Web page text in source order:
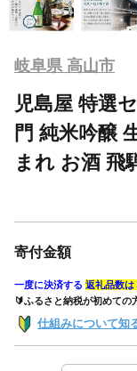
岐阜県 高山市
児島屋 特選
門 純米吟醸
まれ お酒 飛
寄付金額
一度に決済する 返礼品数は
🔰ふるさと納税が初めての
仕組みについて知